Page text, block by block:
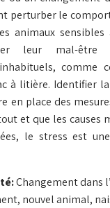
perturber le
animaux
leur mal-
comme
à litière. Identifier
en place des
et que les causes
le stress est
Changement dans
nouvel animal,